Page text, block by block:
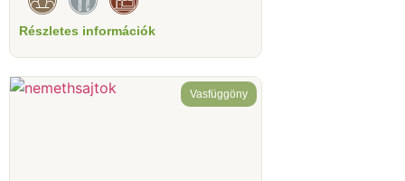
Részletes információk
Vasfüggöny